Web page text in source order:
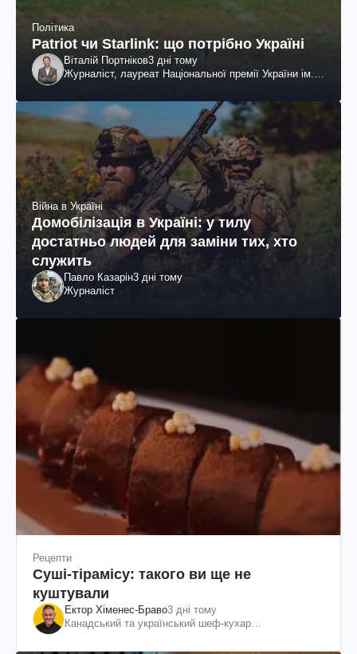
Політика
Patriot чи Starlink: що потрібно Україні
Віталій Портніков3 дні тому
Журналіст, лауреат Національної премії України ім.
Війна в Україні
Домобілізація в Україні: у тилу
достатньо людей для заміни тих, хто
служить
Павло Казарін3 дні тому
Журналіст
Рецепти
Суші-тірамісу: такого ви ще не
куштували
Ектор Хіменес-Браво3 дні тому
Канадський та український шеф-кухар